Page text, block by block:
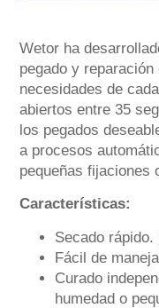
Wetor ha
pegado y
necesidades de
abiertos entre 35
los pegados
a procesos
pequeñas fijaciones
Características:
Secado
Fácil de
Curado
humedad o